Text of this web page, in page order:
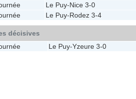
Le Puy-Nice 3-0
Le Puy-Rodez 3-4
décisives
Le Puy-Yzeure 3-0